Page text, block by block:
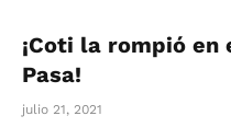
¡Coti la rompió en
Pasa!
julio 21, 2021